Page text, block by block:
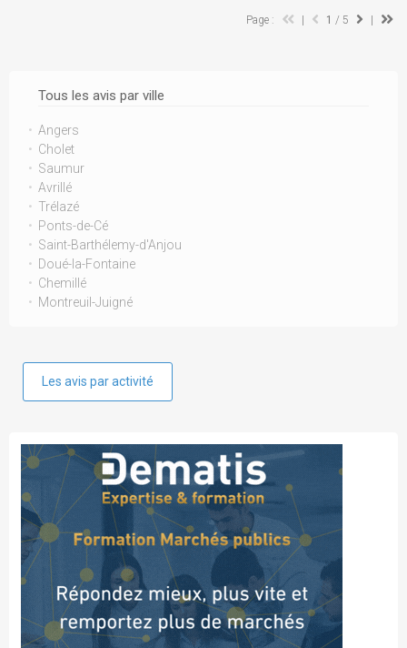
Tous les avis par ville
Angers
Cholet
Saumur
Avrillé
Trélazé
Ponts-de-Cé
Saint-Barthélemy-d'Anjou
Doué-la-Fontaine
Chemillé
Montreuil-Juigné
Les avis par activité
Page : 1 / 5